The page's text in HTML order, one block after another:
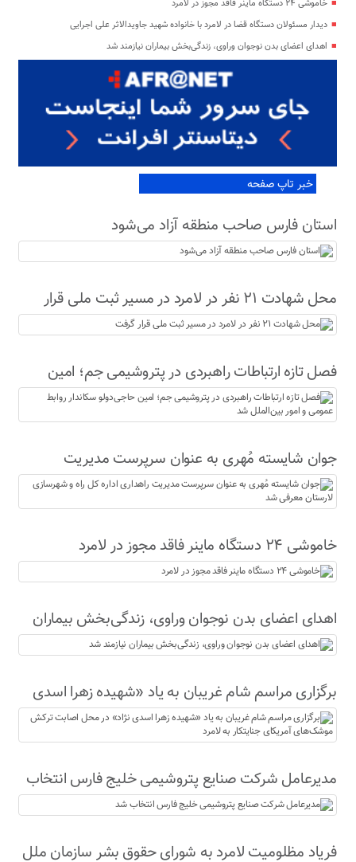
خاموشی ۲۴ دستگاه ماینر فاقد مجوز در لامرد
دیدار مسئولان دستگاه قضا در لامرد با خانواده شهید جاویدالاثر علی اجرایی
اهدای اعضای بدن نوجوان وراوی، زندگی‌بخش بیماران نیازمند شد
خبر تاپ صفحه
استان فارس صاحب منطقه آزاد می‌شود
محل شهادت ۲۱ نفر در لامرد در مسیر ثبت ملی قرار
گرفت
فصل تازه ارتباطات راهبردی در پتروشیمی جم؛ امین
حاجی‌دولو سکاندار روابط عمومی و امور بین‌الملل شد
جوان شایسته مُهری به عنوان سرپرست مدیریت
راهداری اداره کل راه و شهرسازی لارستان معرفی شد
خاموشی ۲۴ دستگاه ماینر فاقد مجوز در لامرد
اهدای اعضای بدن نوجوان وراوی، زندگی‌بخش بیماران
نیازمند شد
برگزاری مراسم شام غریبان به یاد «شهیده زهرا اسدی
نژاد» در محل اصابت ترکش موشک‌های آمریکای
جنایتکار به لامرد
مدیرعامل شرکت صنایع پتروشیمی خلیج فارس انتخاب
شد
فریاد مظلومیت لامرد به شورای حقوق بشر سازمان ملل